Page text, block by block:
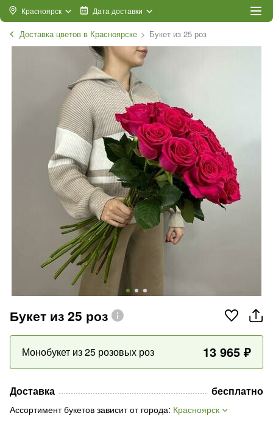
Красноярск Дата доставки
Доставка цветов в Красноярске Букет из 25 роз
Букет из 25 роз
Монобукет из 25 розовых роз 13 965 ₽
Доставка бесплатно
Ассортимент букетов зависит от города: Красноярск